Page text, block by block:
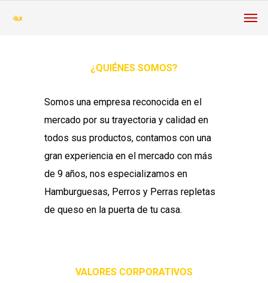
¿QUIÉNES SOMOS?
Somos una empresa reconocida en el
mercado por su trayectoria y calidad en
todos sus productos, contamos con una
gran experiencia en el mercado con más
de 9 años, nos especializamos en
Hamburguesas, Perros y Perras repletas
de queso en la puerta de tu casa.
VALORES CORPORATIVOS